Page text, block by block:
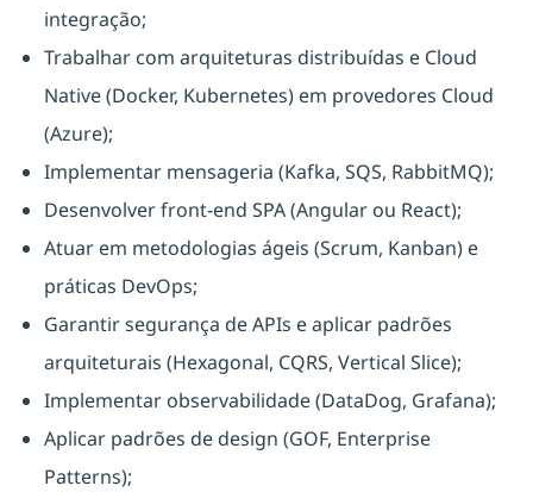
integração;
Trabalhar com arquiteturas distribuídas e Cloud
Native (Docker, Kubernetes) em provedores Cloud
(Azure);
Implementar mensageria (Kafka, SQS, RabbitMQ);
Desenvolver front-end SPA (Angular ou React);
Atuar em metodologias ágeis (Scrum, Kanban) e
práticas DevOps;
Garantir segurança de APIs e aplicar padrões
arquiteturais (Hexagonal, CQRS, Vertical Slice);
Implementar observabilidade (DataDog, Grafana);
Aplicar padrões de design (GOF, Enterprise
Patterns);